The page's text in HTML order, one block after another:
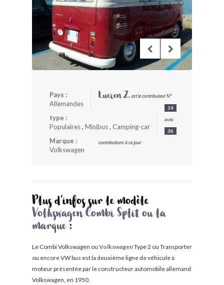
COMMENT FONCTIONNE BLV ?
Pays :
Allemandes
type :
Populaires, Minibus, Camping-car
Marque :
Volkswagen
Lucien Z. est le contributeur N°
14
avec
36
contributions à ce jour.
Plus d'infos sur le modèle
Volkswagen Combi Split ou la
marque:
Le Combi Volkswagen ou VolkswagenType 2 ou Transporter
ou encore VW bus est la deuxième ligne de véhicule à
moteur présentée par le constructeur automobile allemand
Volkswagen, en 1950.